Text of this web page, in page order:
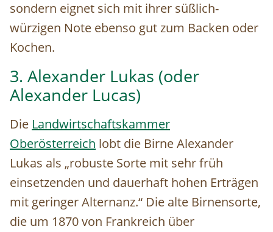
sondern eignet sich mit ihrer süßlich-
würzigen Note ebenso gut zum Backen oder
Kochen.
3. Alexander Lukas (oder
Alexander Lucas)
Die Landwirtschaftskammer
Oberösterreich lobt die Birne Alexander
Lukas als „robuste Sorte mit sehr früh
einsetzenden und dauerhaft hohen Erträgen
mit geringer Alternanz.“ Die alte Birnensorte,
die um 1870 von Frankreich über